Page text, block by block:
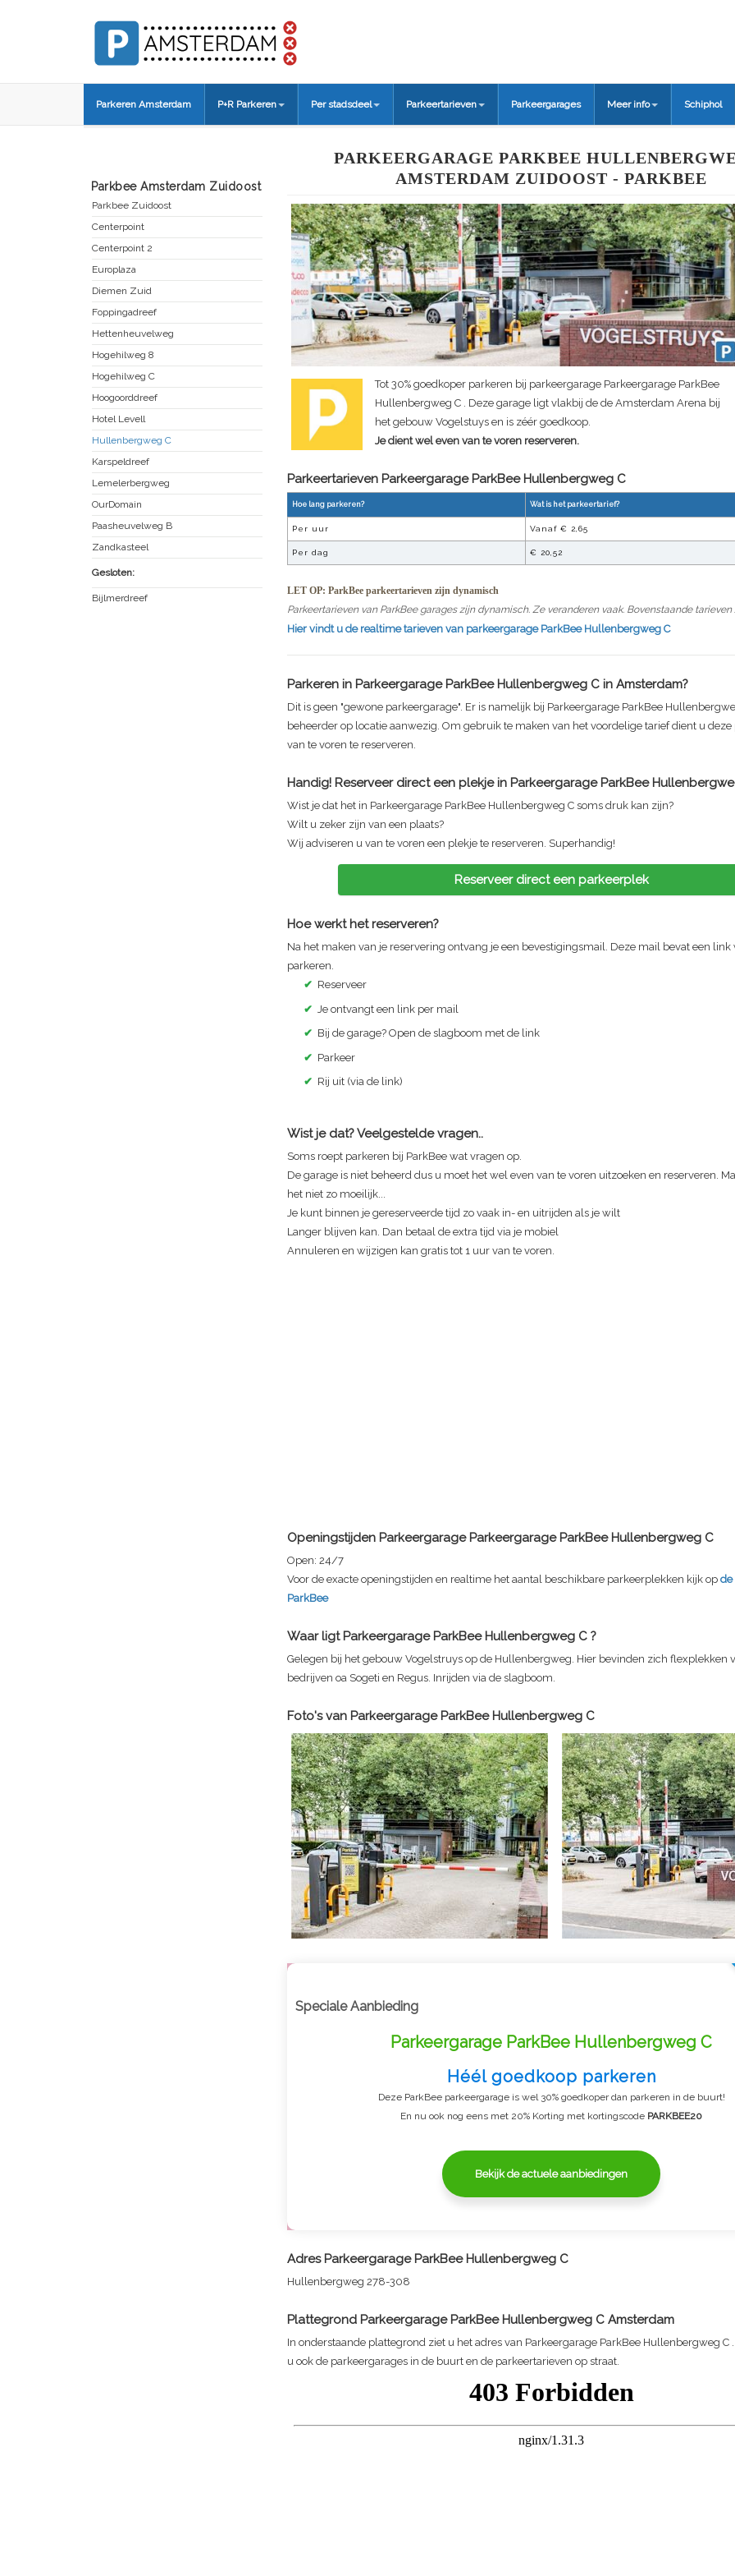
Parkeren Amsterdam P+R Parkeren Per stadsdeel Parkeertarieven Parkeergarages Meer info Schiphol
PARKEERGARAGE PARKBEE
AMSTERDAM ZUIDOOST - PARKBEE
Tot 30% goedkoper parkeren bij parkeergarage Parkeergarage ParkBee
Hullenbergweg C. Deze garage ligt vlakbij de de Amsterdam Arena bij
het gebouw Vogelstuys en is zéér goedkoop.
Je dient wel even van te voren reserveren.
Parkeertarieven Parkeergarage ParkBee Hullenbergweg C
Hoe lang parkeren? Wat is het parkeertarief?
Per uur Vanaf € 2,65
Per dag € 20,52
LET OP: ParkBee parkeertarieven zijn dynamisch
Parkeertarieven van ParkBee garages zijn dynamisch. Ze veranderen vaak. Bovenstaande
Hier vindt u de realtime tarieven van parkeergarage ParkBee Hullenbergweg C
Parkeren in Parkeergarage ParkBee Hullenbergweg C in Amsterdam?
Dit is geen "gewone parkeergarage". Er is namelijk bij Parkeergarage ParkBee
beheerder op locatie aanwezig. Om gebruik te maken van het voordelige tarief dient u
van te voren te reserveren.
Handig! Reserveer direct een plekje in Parkeergarage ParkBee
Wist je dat het in Parkeergarage ParkBee Hullenbergweg C soms druk kan zijn?
Wilt u zeker zijn van een plaats?
Wij adviseren u van te voren een plekje te reserveren. Superhandig!
Reserveer direct een parkeerplek
Hoe werkt het reserveren?
Na het maken van je reservering ontvang je een bevestigingsmail. Deze mail bevat een
parkeren.
✔ Reserveer
✔
Je ontvangt een link per mail
✔ Bij de garage? Open de slagboom met de link
✔ Parkeer
✔ Rij uit (via de link)
Wist je dat? Veelgestelde vragen..
Soms roept parkeren bij ParkBee wat vragen op.
De garage is niet beheerd dus u moet het wel even van te voren uitzoeken en reserveren.
het niet zo moeilijk...
Je kunt binnen je gereserveerde tijd zo vaak in- en uitrijden als je wilt
Langer blijven kan. Dan betaal de extra tijd via je mobiel
Annuleren en wijzigen kan gratis tot 1 uur van te voren.
Openingstijden Parkeergarage Parkeergarage ParkBee Hullenbergweg C
Open: 24/7
Voor de exacte openingstijden en realtime het aantal beschikbare parkeerplekken kijk op de
ParkBee
Waar ligt Parkeergarage ParkBee Hullenbergweg C ?
Gelegen bij het gebouw Vogelstruys op de Hullenbergweg. Hier bevinden zich flexplekken
bedrijven oa Sogeti en Regus. Inrijden via de slagboom.
Foto's van Parkeergarage ParkBee Hullenbergweg C
Speciale Aanbieding
Parkeergarage ParkBee Hullenbergweg C
Héél goedkoop parkeren
Deze ParkBee parkeergarage is wel 30% goedkoper dan parkeren in de buurt!
En nu ook nog eens met 20% Korting met kortingscode PARKBEE20
Bekijk de actuele aanbiedingen
Adres Parkeergarage ParkBee Hullenbergweg C
Hullenbergweg 278-308
Plattegrond Parkeergarage ParkBee Hullenbergweg C Amsterdam
In onderstaande plattegrond ziet u het adres van Parkeergarage ParkBee Hullenbergweg C
u ook de parkeergarages in de buurt en de parkeertarieven op straat.
Parkbee Amsterdam Zuidoost
Parkbee Zuidoost
Centerpoint
Centerpoint 2
Europlaza
Diemen Zuid
Foppingadreef
Hettenheuvelweg
Hogehilweg 8
Hogehilweg C
Hoogoorddreef
Hotel Levell
Hullenbergweg C
Karspeldreef
Lemelerbergweg
OurDomain
Paasheuvelweg B
Zandkasteel
Gesloten:
Bijlmerdreef